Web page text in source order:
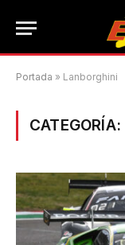
Portada » Lanborghini
CATEGORÍA: